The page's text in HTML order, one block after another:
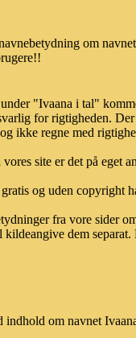
om
"Ivaana i tal"
for rigtigheden.
ikke regne med
site er det på eget
og uden copyright
fra vore sider
kildeangive dem
indhold om navnet